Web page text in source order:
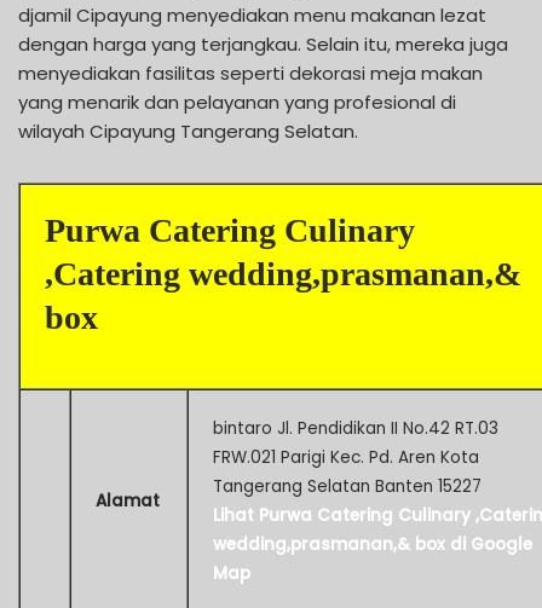
djamil Cipayung menyediakan menu makanan lezat
dengan harga yang terjangkau. Selain itu, mereka juga
menyediakan fasilitas seperti dekorasi meja makan
yang menarik dan pelayanan yang profesional di
wilayah Cipayung Tangerang Selatan.
Purwa Catering Culinary
,Catering wedding,prasmanan,&
box
Alamat
bintaro Jl. Pendidikan II No.42 RT.03
FRW.021 Parigi Kec. Pd. Aren Kota
Tangerang Selatan Banten 15227
Lihat Purwa Catering Culinary
wedding,prasmanan,& box di Google
Map